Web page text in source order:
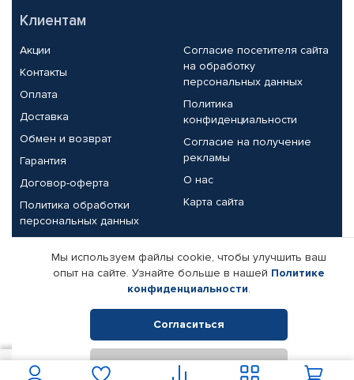
Клиентам
Акции
Контакты
Оплата
Доставка
Обмен и возврат
Гарантия
Договор-оферта
Политика обработки
персональных данных
Согласие посетителя сайта
на обработку
персональных данных
Политика
конфиденциальности
Согласие на получение
рекламы
О нас
Карта сайта
Партнерам
Корпоративным клиентам
Поставщикам
Реквизиты компании
© КАМАЗ ЦЕНТР ДОНЕЦК, 2015-2026. Все права защищены.
Мы используем файлы cookie, чтобы улучшить ваш
опыт на сайте. Узнайте больше в нашей Политике
конфиденциальности.
Согласиться
Отклонить
В корзину